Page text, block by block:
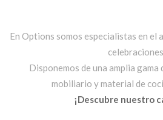
En Options somos especialistas en el
celebraciones
Disponemos de una amplia gama
mobiliario y material de
¡Descubre nuestro